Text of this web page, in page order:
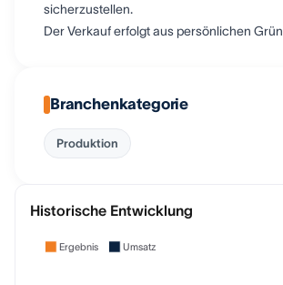
sicherzustellen.
Der Verkauf erfolgt aus persönlichen
Branchenkategorie
Produktion
Historische Entwicklung
Ergebnis Umsatz